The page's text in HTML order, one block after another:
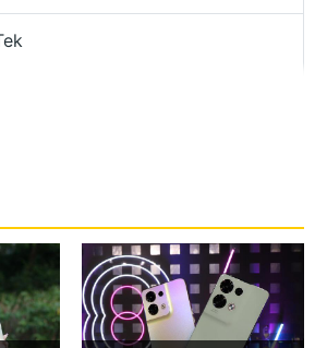
256GB) 運行 Android 12 作
操作介面，搭載台積電 6nm
，具備 5G + 5G 雙卡雙待，支援
NFC 功能。
256GB) 内建 4,500mAh 電